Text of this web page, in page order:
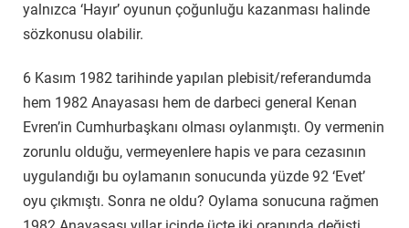
yalnızca ‘Hayır’ oyunun çoğunluğu kazanması halinde
sözkonusu olabilir.
6 Kasım 1982 tarihinde yapılan plebisit/referandumda
hem 1982 Anayasası hem de darbeci general Kenan
Evren’in Cumhurbaşkanı olması oylanmıştı. Oy vermenin
zorunlu olduğu, vermeyenlere hapis ve para cezasının
uygulandığı bu oylamanın sonucunda yüzde 92 ‘Evet’
oyu çıkmıştı. Sonra ne oldu? Oylama sonucuna rağmen